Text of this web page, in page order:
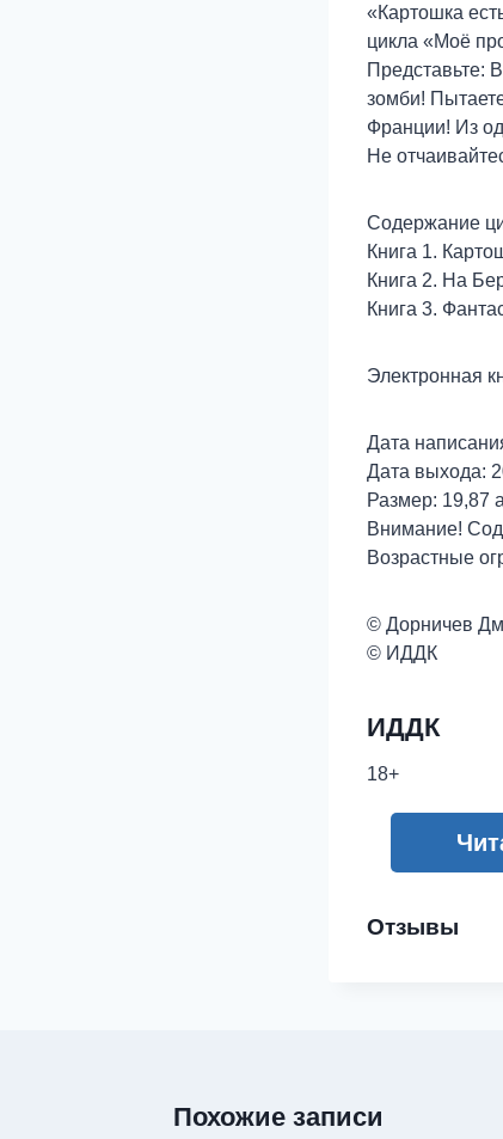
«Картошка
цикла «Моё
Представьте:
зомби!
Франции! Из
Не
Содержание
Книга 1.
Книга 2. На
Книга 3.
Электронная
Дата
Дата выхода:
Размер: 19,87
Внимание!
Возрастные
© Дорничев
© ИДДК
ИДДК
18+
Отзывы
Похожие записи